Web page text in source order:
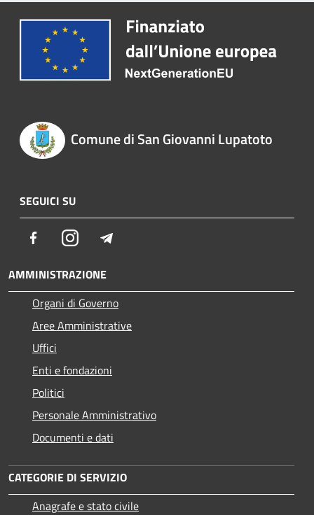
Comune di San Giovanni Lupatoto
SEGUICI SU
FacebookInstagram
AMMINISTRAZIONE
Organi di Governo
Aree Amministrative
Uffici
Enti e fondazioni
Politici
Personale Amministrativo
Documenti e dati
CATEGORIE DI SERVIZIO
Anagrafe e stato civile